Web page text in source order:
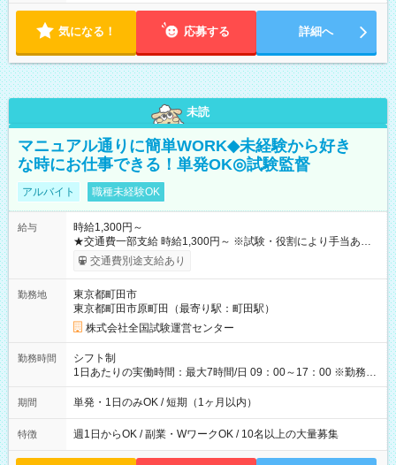
気になる！ 応募する 詳細へ
未読
マニュアル通りに簡単WORK◆未経験から好き
な時にお仕事できる！単発OK◎試験監督
アルバイト 職種未経験OK
給与
時給1,300円～
★交通費一部支給 時給1,300円～ ※試験・役割により手当あり
※勤務回数により昇給あり 【即給（前払い）オプションあ
り！】 希望される場合、勤務から1週間ほどで給与の一部を受け
例】 ・河合塾模擬試験 8:30～17:30（休憩1時間） 時給1,300円
×8時間＝日収10,400円＋交通費 ※当日の役割により時給＋100
円の場合あり ・国家試験 7:00～13:30（休憩なし） 時給1,300
円（役割手当＋100円）×6時間＝日収8,400円＋交通費 【試用期
間】試用期間なし
交通費別途支給あり
勤務地
東京都町田市
東京都町田市原町田（最寄り駅：町田駅）
株式会社全国試験運営センター
勤務時間
シフト制
1日あたりの実働時間：最大7時間/日 09：00～17：00 ※勤務時
間は 試験により異なります。
期間 単発・1日のみOK / 短期（1ヶ月以内）
特徴 週1日からOK / 副業・WワークOK / 10名以上の大量募集